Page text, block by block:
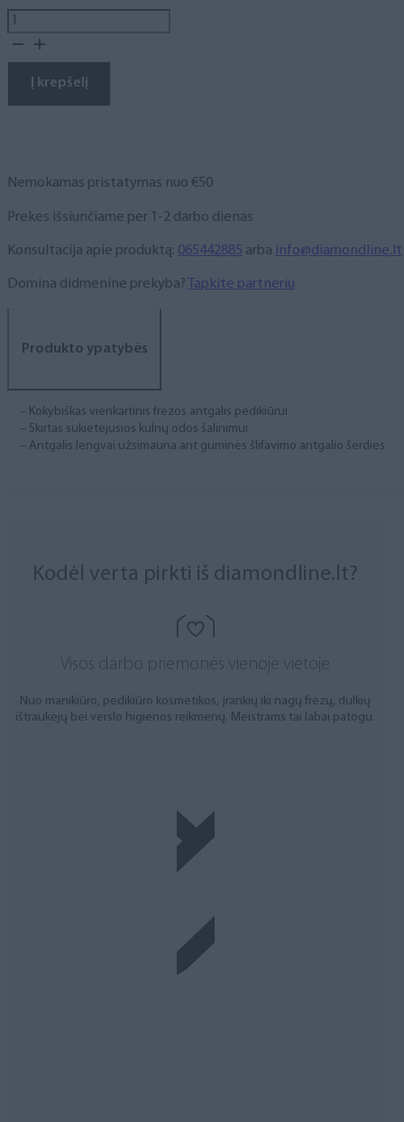
produkto
kiekis:
antgalis
pedikiūrui,
10x15mm,
Į krepšelį
Nemokamas pristatymas nuo €50
Prekes išsiunčiame per 1-2 darbo dienas
Konsultacija apie produktą: 065442885 arba info@diamondline.lt
Domina didmeninė prekyba? Tapkite partneriu
Produkto ypatybės
– Kokybiškas vienkartinis frezos antgalis pedikiūrui
– Skirtas sukietėjusios kulnų odos šalinimui
– Antgalis lengvai užsimauna ant guminės šlifavimo antgalio šerdies
Kodėl verta pirkti iš diamondline.lt?
Visos darbo priemonės vienoje vietoje
Nuo manikiūro, pedikiūro kosmetikos, įrankių iki nagų frezų, dulkių
ištraukėjų bei verslo higienos reikmenų. Meistrams tai labai patogu.